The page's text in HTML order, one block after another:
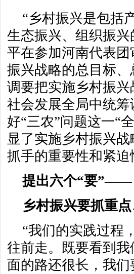
“乡村振兴是包括
生态振兴、组织振
平在参加河南代表
振兴战略的总目标
调要把实施乡村振
社会发展全局中统
好“三农”问题这一“
显了实施乡村振兴
抓手的重要性和紧迫
提出六个“要”——
乡村振兴要抓重
“我们的实践过程
往前走。既要看到
面的路还很长，我